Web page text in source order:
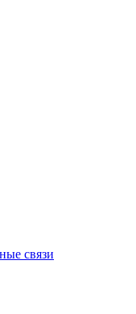
связи